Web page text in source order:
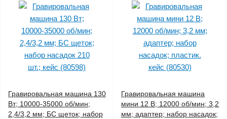
Гравировальная машина 130
Вт; 10000-35000 об/мин;
2,4/3,2 мм; БС щеток; набор
Гравировальная машина
мини 12 В; 12000 об/мин; 3,2
мм; адаптер; набор насадок;